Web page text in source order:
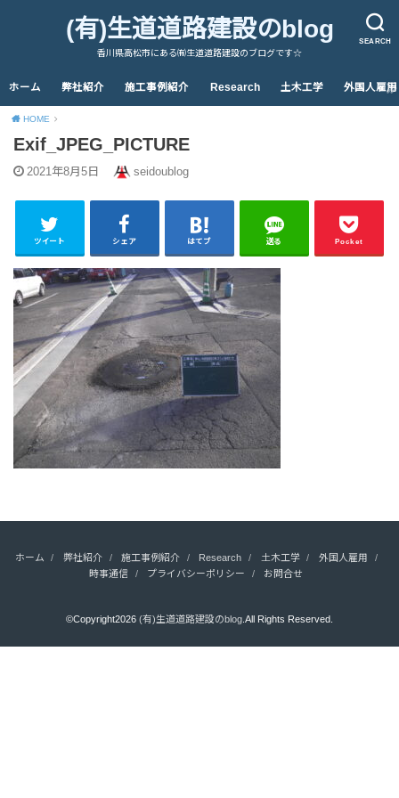
SEARCH
(有)生道道路建設のblog
香川県高松市にある㈲生道道路建設のブログです☆
ホーム 弊社紹介 施工事例紹介 Research 土木工学 外国人雇用
HOME
Exif_JPEG_PICTURE
2021年8月5日 seidoublog
ツイート シェア はてブ 送る Pocket
ホーム 弊社紹介 施工事例紹介 Research 土木工学
外国人雇用
時事通信
プライバシーポリシー お問合せ
©Copyright2026 (有)生道道路建設のblog.All Rights Reserved.